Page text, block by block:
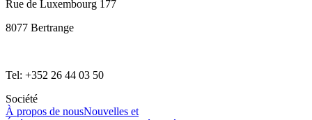
Rue de Luxembourg 177
8077 Bertrange
Tel: +352 26 44 03 50
Société
À propos de nousNouvelles et